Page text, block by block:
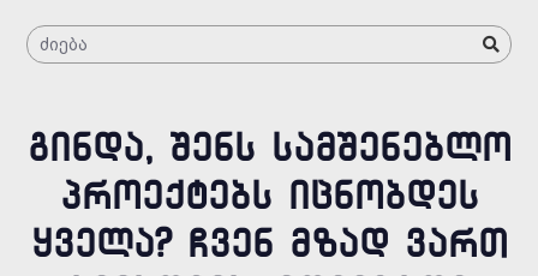
ᲒᲘᲜᲓᲐ, ᲨᲔᲜᲡ ᲡᲐᲛᲨᲔᲜᲔᲑᲚᲝ
ᲞᲠᲝᲔᲥᲢᲔᲑᲡ ᲘᲪᲜᲝᲑᲓᲔᲡ
ᲧᲕᲔᲚᲐ? ᲩᲕᲔᲜ ᲛᲖᲐᲓ ᲕᲐᲠᲗ